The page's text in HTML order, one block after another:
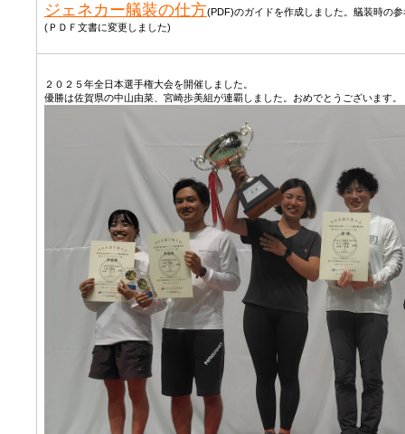
ジェネカー艤装の仕方(PDF)のガイドを作成しました。艤装時の
(ＰＤＦ文書に変更しました)
２０２５年全日本選手権大会を開催しました。
優勝は佐賀県の中山由菜、宮崎歩美組が連覇しました。おめでとうございます。